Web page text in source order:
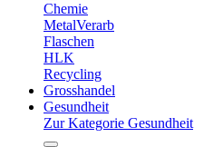
Chemie
MetalVerarb
Flaschen
HLK
Recycling
Grosshandel
Gesundheit
Zur Kategorie Gesundheit